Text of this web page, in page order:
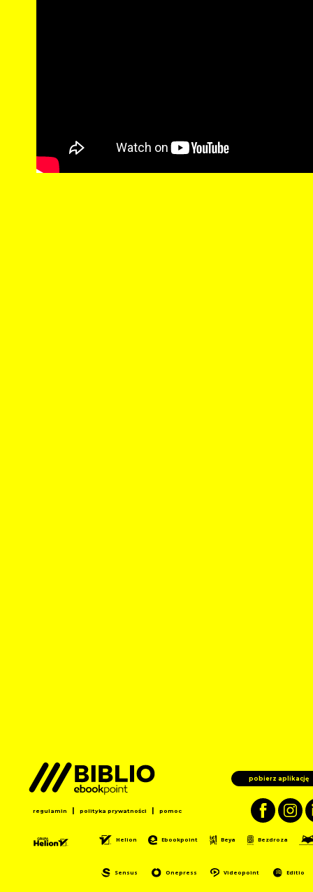
pobierz aplikację
regulamin | polityka prywatności | pomoc
Helion Ebookpoint Beya Bezdroza
Sensus Onepress Videopoint Editio